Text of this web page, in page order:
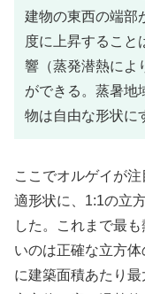
建物の東西の端部
度に上昇すること
響（蒸発潜熱によ
ができる。蒸暑地
物は自由な形状に
ここでオルゲイが
適形状に、1:1の立
した。これまで最
いのは正確な立方
に建築面積あたり最